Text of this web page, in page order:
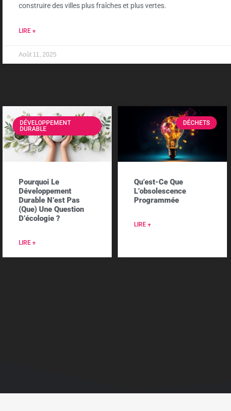
construire des villes plus fraîches et plus vertes.
LIRE +
Août 11, 2025
DÉVELOPPEMENT
DURABLE
Pourquoi Le
Développement
Durable N’est Pas
(que) Une Question
D’écologie ?
LIRE +
DÉCHETS
Qu’est-Ce Que
L’obsolescence
Programmée
LIRE +